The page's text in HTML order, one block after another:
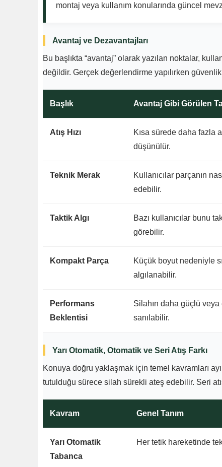
montaj veya kullanım konularında güncel
Avantaj ve Dezavantajları
Bu başlıkta “avantaj” olarak yazılan noktalar,
değildir. Gerçek değerlendirme yapılırken
Başlık Avantaj Gibi Görülen
Atış Hızı
Kısa sürede daha fazla
düşünülür.
Teknik Merak
Kullanıcılar parçanın
edebilir.
Taktik Algı
Bazı kullanıcılar bunu
görebilir.
Kompakt Parça
Küçük boyut nedeniyle
algılanabilir.
Performans
Beklentisi
Silahın daha güçlü
sanılabilir.
Yarı Otomatik, Otomatik ve Seri Atış Farkı
Konuya doğru yaklaşmak için temel kavramları
tutulduğu sürece silah sürekli ateş edebilir. Seri
Kavram Genel Tanım
Yarı Otomatik
Tabanca
Her tetik hareketinde